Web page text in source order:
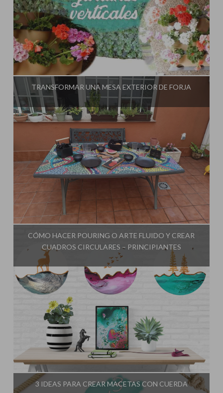
Influencer: El Taller de Ire
TRANSFORMAR UNA MESA EXTERIOR DE FORJA
Influencer: El Taller de Ire
CÓMO HACER POURING O ARTE FLUIDO Y CREAR
CUADROS CIRCULARES – PRINCIPIANTES
Influencer:El Taller de Ire
3 IDEAS PARA CREAR MACETAS CON CUERDA